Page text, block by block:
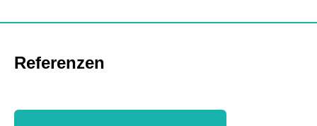
Referenzen